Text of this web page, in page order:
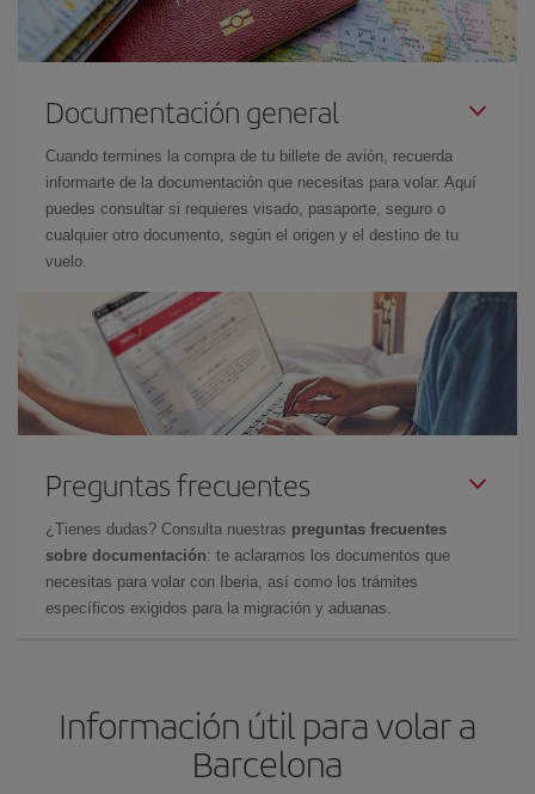
Documentación general
Cuando termines la compra de tu billete de avión, recuerda
informarte de la documentación que necesitas para volar. Aquí
puedes consultar si requieres visado, pasaporte, seguro o
cualquier otro documento, según el origen y el destino de tu
vuelo.
Preguntas frecuentes
¿Tienes dudas? Consulta nuestras preguntas frecuentes
sobre documentación: te aclaramos los documentos que
necesitas para volar con Iberia, así como los trámites
específicos exigidos para la migración y aduanas.
Información útil para volar a
Barcelona